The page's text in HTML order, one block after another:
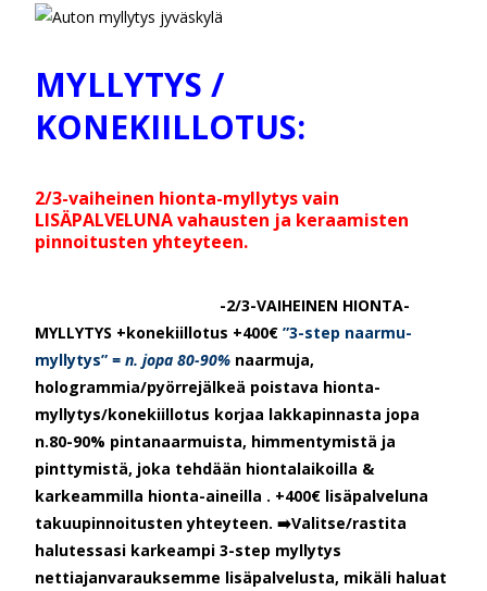
MYLLYTYS /
KONEKIILLOTUS:
2/3-vaiheinen hionta-myllytys vain
LISÄPALVELUNA vahausten ja keraamisten
pinnoitusten yhteyteen.
-2/3-VAIHEINEN HIONTA-
MYLLYTYS +konekiillotus +400€ ”3-step naarmu-
myllytys” = n. jopa 80-90% naarmuja,
hologrammia/pyörrejälkeä poistava hionta-
myllytys/konekiillotus korjaa lakkapinnasta jopa
n.80-90% pintanaarmuista, himmentymistä ja
pinttymistä, joka tehdään hiontalaikoilla &
karkeammilla hionta-aineilla . +400€ lisäpalveluna
takuupinnoitusten yhteyteen. ➡️Valitse/rastita
halutessasi karkeampi 3-step myllytys
nettiajanvarauksemme lisäpalvelusta, mikäli haluat